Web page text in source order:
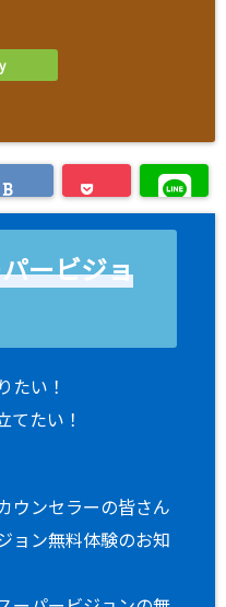
ービジョ
たい！
てたい！
ウンセラーの皆さん
ョン無料体験のお知